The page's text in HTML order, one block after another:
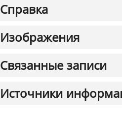
Справка
Изображения
Связанные записи
Источники